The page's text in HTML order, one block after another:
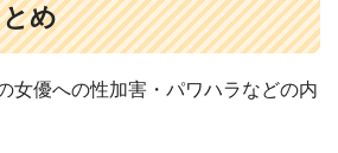
め
女優への性加害・パワハラなどの内